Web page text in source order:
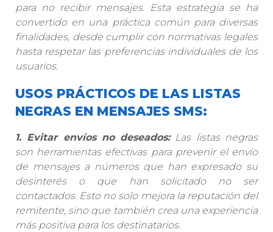
para no recibir mensajes. Esta estrategia se ha
convertido en una práctica común para diversas
finalidades, desde cumplir con normativas legales
hasta respetar las preferencias individuales de los
usuarios.
USOS PRÁCTICOS DE LAS LISTAS
NEGRAS EN MENSAJES SMS:
1. Evitar envíos no deseados:Las listas negras
son herramientas efectivas para prevenir el envío
de mensajes a números que han expresado su
desinterés o que han solicitado no ser
contactados. Esto no solo mejora la reputación del
remitente, sino que también crea una experiencia
más positiva para los destinatarios.